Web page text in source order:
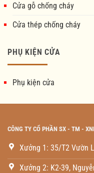
Cửa gỗ chống cháy
Cửa thép chống cháy
PHỤ KIỆN CỬA
Phụ kiện cửa
CÔNG TY CỔ PHẦN SX - TM -
Xưởng 1: 35/T2 Vườn
Xưởng 2: K2-39,